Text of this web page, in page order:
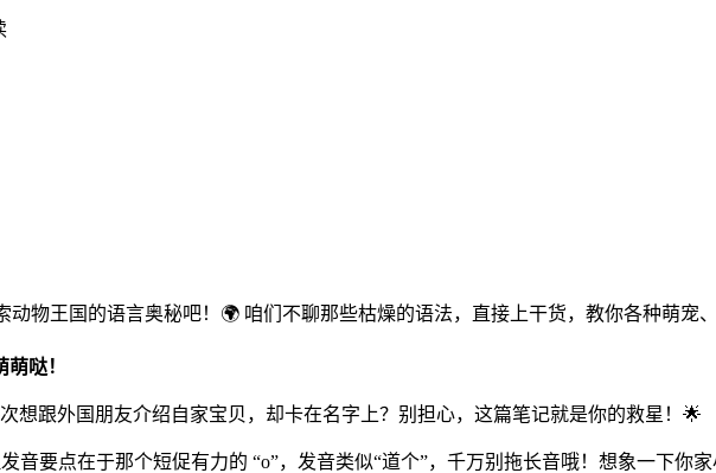
动物王国的语言奥秘吧！🌍 咱们不聊那些枯燥的语法，直接上干货，教你各种萌宠
哒！
想跟外国朋友介绍自家宝贝，却卡在名字上？别担心，这篇笔记就是你的救星！🌟
音要点在于那个短促有力的 “o”，发音类似“道个”，千万别拖长音哦！想象一下你